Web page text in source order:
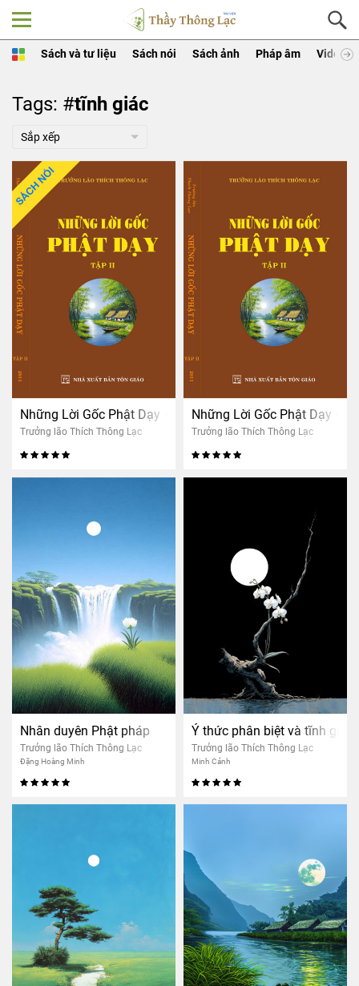
Sách và tư liệu Sách nói Sách ảnh Pháp âm Video
Tags: #tĩnh giác
Những Lời Gốc Phật Dạy – Tập 2
Trưởng lão Thích Thông Lạc
Những Lời Gốc Phật Dạy –
Trưởng lão Thích Thông Lạc
Nhân duyên Phật pháp
Trưởng lão Thích Thông Lạc
Đặng Hoàng Minh
Ý thức phân biệt và tĩnh giác
Trưởng lão Thích Thông Lạc
Minh Cảnh